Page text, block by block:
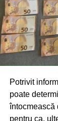
Potrivit
poate
întocmească
pentru ca,